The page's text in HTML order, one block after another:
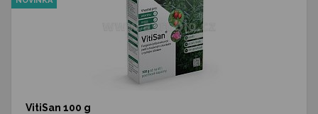
VitiSan 100 g